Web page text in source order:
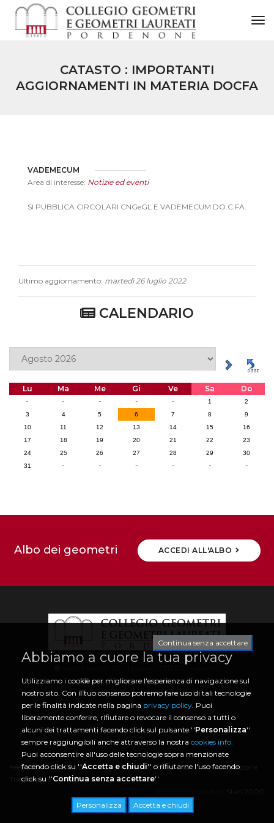
CATASTO : IMPORTANTI
AGGIORNAMENTI IN MATERIA DOCFA
VADEMECUM
Area di interesse: Notizie ed eventi
SI PUBBLICA CIRCOLARI CNGeGL E VADEMECUM DO.C.FA.
Ultimo aggiornamento: martedì 26 luglio 2022
CALENDARIO
Lu Ma Me Gi Ve Sa
Do
-
- - - - 1
2
3
4 5 6 7 8
9
10
11 12 13 14 15
16
17
18 19 20 21 22
23
24
25 26 27 28 29
30
31
- - - - - -
Albo dei geometri ACCEDI ALL'ALBO
info@collegio.geometri.pn.it
collegio.pordenone@geopec.it
0434 21466 | CF 80006730933
Feedback Accessibilità|Policy Privacy|Cookies Info| Amministrazione
Trasparente |Whistleblowing
Continua senza accettare
Abbiamo a cuore la tua privacy
Utilizziamo i cookie per migliorare l'esperienza di navigazione sul
nostro sito. Con il tuo consenso potremo fare uso di tali tecnologie
per le finalità indicate nella pagina privacy policy. Puoi
liberamente conferire, rifiutare o revocare il consenso a tutti o
alcuni dei trattamenti facendo click sul pulsante ''Personalizza''
sempre raggiungibili anche attraverso la nostra cookies info.
Puoi acconsentire all'uso delle tecnologie sopra menzionate
facendo click su ''Accetta e chiudi'' o rifiutarne l'uso facendo
click su ''Continua senza accettare''
Personalizza Accetta e chiudi